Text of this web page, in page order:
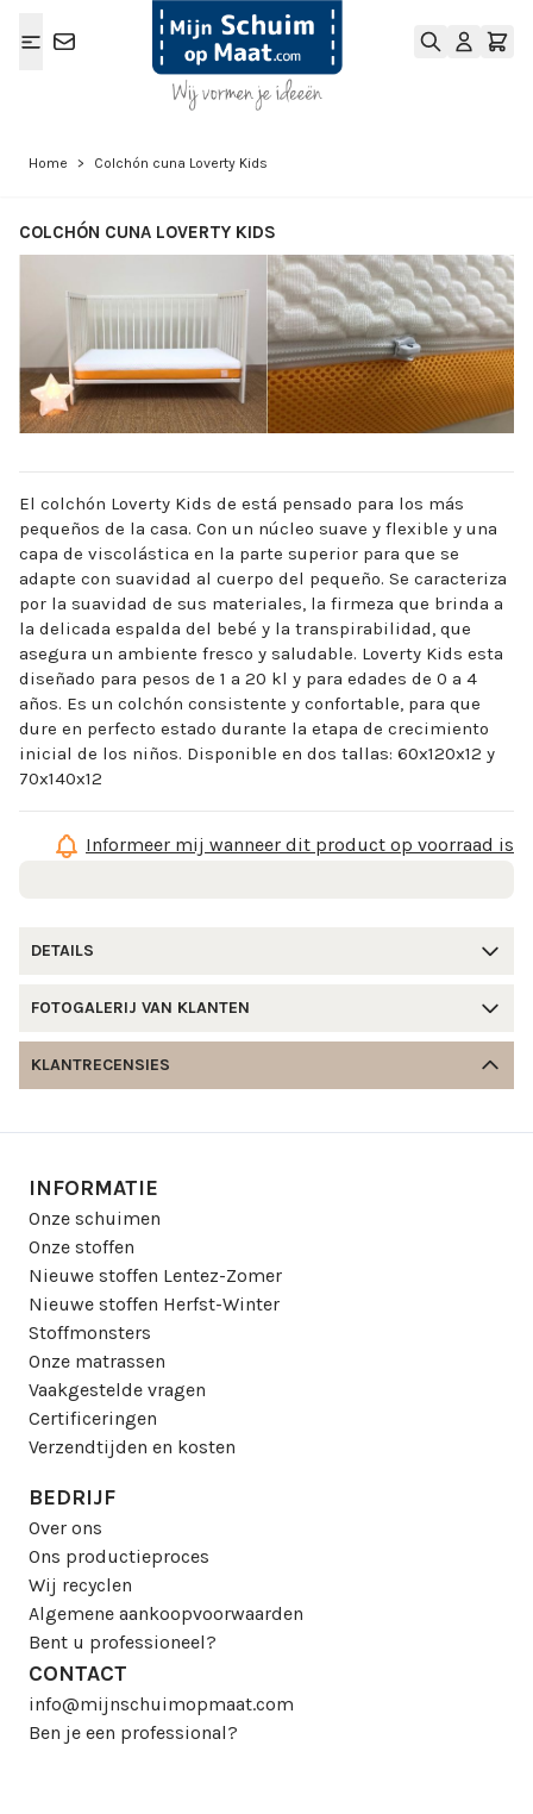
Home > Colchón cuna Loverty Kids
COLCHÓN CUNA LOVERTY KIDS
View larger image View larger
El colchón Loverty Kids de está pensado para los más
pequeños de la casa. Con un núcleo suave y flexible y una
capa de viscolástica en la parte superior para que se
adapte con suavidad al cuerpo del pequeño. Se caracteriza
por la suavidad de sus materiales, la firmeza que brinda a
la delicada espalda del bebé y la transpirabilidad, que
asegura un ambiente fresco y saludable. Loverty Kids esta
diseñado para pesos de 1 a 20 kl y para edades de 0 a 4
años. Es un colchón consistente y confortable, para que
dure en perfecto estado durante la etapa de crecimiento
inicial de los niños. Disponible en dos tallas: 60x120x12 y
70x140x12
Informeer mij wanneer dit product op voorraad is
DETAILS
FOTOGALERIJ VAN KLANTEN
KLANTRECENSIES
INFORMATIE
Onze schuimen
Onze stoffen
Nieuwe stoffen Lentez-Zomer
Nieuwe stoffen Herfst-Winter
Stoffmonsters
Onze matrassen
Vaakgestelde vragen
Certificeringen
Verzendtijden en kosten
BEDRIJF
Over ons
Ons productieproces
Wij recyclen
Algemene aankoopvoorwaarden
Bent u professioneel?
CONTACT
info@mijnschuimopmaat.com
Ben je een professional?